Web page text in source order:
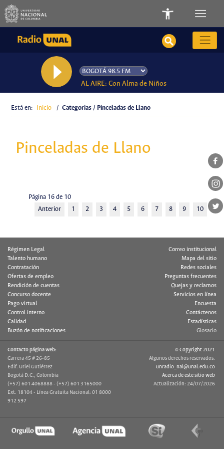
AL AIRE: Con Alma de Niños
Está en: Inicio / Categorias / Pinceladas de Llano
Pinceladas de Llano
Página 16 de 10
Anterior
1 2 3 4 5 6 7 8 9 10
Régimen Legal
Talento humano
Contratación
Ofertas de empleo
Rendición de cuentas
Concurso docente
Pago virtual
Control interno
Calidad
Buzón de notificaciones
Correo institucional
Mapa del sitio
Redes sociales
Preguntas frecuentes
Quejas y reclamos
Servicios en línea
Encuesta
Contáctenos
Estadísticas
Glosario
Contacto página web:
Carrera 45 # 26-85
Edif. Uriel Gutiérrez
Bogotá D.C., Colombia
(+57) 601 4068888 - (+57) 601 3165000
Ext. 18104 - Línea Gratuita Nacional: 01 8000
912 597
© Copyright 2021
Algunos derechos reservados.
unradio_nal@unal.edu.co
Acerca de este sitio web
Actualización: 24/07/2026